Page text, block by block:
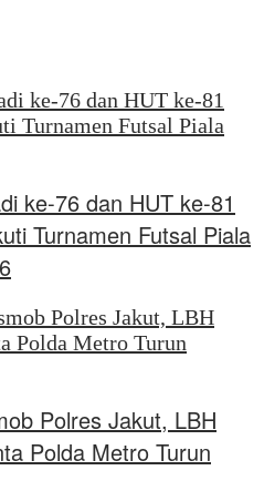
ke-76 dan HUT ke-81
Turnamen Futsal Piala
Polres Jakut, LBH
Polda Metro Turun